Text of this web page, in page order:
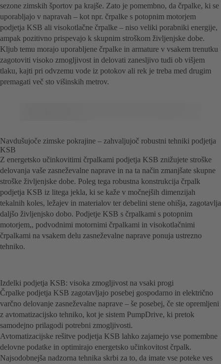
sezone zimskih športov pa krajše. Zato je pomembno, da črpalke, ki se
uporabljajo v napravah – kot npr. črpalke s potopnim motorjem
podjetja KSB ali visokotlačne črpalke – niso veliki porabniki energije,
ampak pozitivno prispevajo k skupnim stroškom življenjske dobe.
Kljub temu morajo uporabljene črpalke in armature v vsakem trenutku
zagotoviti visoko zmogljivost in delovati zanesljivo tudi ob višjem
tlaku, kajti pri odvzemu vode iz potokov ali rek je treba med drugim
premagati več sto višinskih metrov.
Navdušujoče zimske pokrajine – zahvaljujoč robustni tehniki podjetja
KSB
Z energetsko učinkovitimi črpalkami podjetja KSB znižujete stroške
delovanja vaše zasneževalne naprave in na ta način zmanjšate skupne
stroške življenjske dobe. Poleg tega robustna konstrukcija črpalk
podjetja KSB iz litega jekla, ki se kaže v močnejših dimenzijah
tekalnih koles, ležajev in materialov ter debelini stene ohišja, zagotavlja
daljšo življenjsko dobo. Podjetje KSB s črpalkami s potopnim
motorjem,, podvodnimi motornimi črpalkami in visokotlačnimi
črpalkami na vsakem delu zasneževalne naprave ponuja ustrezno
tehniko.
Izdelki podjetja KSB: visoka zmogljivost na vsaki progi
Črpalke podjetja KSB zagotavljajo posebej gospodarno in električno
varčno delovanje zasneževalne naprave – še posebej, če ste opremljeni
z avtomatizacijsko tehniko, kot je sistem PumpDrive, ki pretok
samodejno prilagodi potrebni zmogljivosti.
Avtomatizacijske rešitve podjetja KSB lahko zajamejo vse pomembne
delovne podatke in optimirajo energetsko učinkovitost črpalk.
Najsodobnejša nadzorna tehnika skrbi za to, da imate vse poteke ves